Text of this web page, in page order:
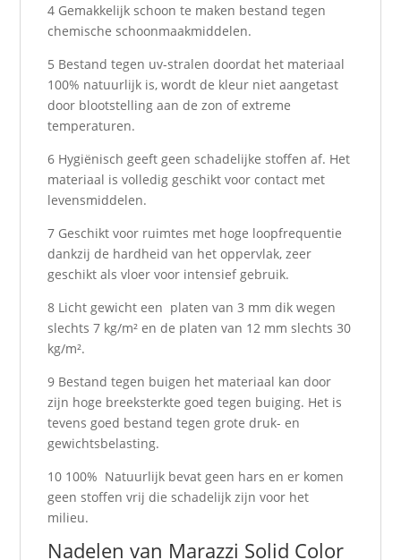
4 Gemakkelijk schoon te maken bestand tegen
chemische schoonmaakmiddelen.
5 Bestand tegen uv-stralen doordat het materiaal
100% natuurlijk is, wordt de kleur niet aangetast
door blootstelling aan de zon of extreme
temperaturen.
6 Hygiënisch geeft geen schadelijke stoffen af. Het
materiaal is volledig geschikt voor contact met
levensmiddelen.
7 Geschikt voor ruimtes met hoge loopfrequentie
dankzij de hardheid van het oppervlak, zeer
geschikt als vloer voor intensief gebruik.
8 Licht gewicht een platen van 3 mm dik wegen
slechts 7 kg/m² en de platen van 12 mm slechts 30
kg/m².
9 Bestand tegen buigen het materiaal kan door
zijn hoge breeksterkte goed tegen buiging. Het is
tevens goed bestand tegen grote druk- en
gewichtsbelasting.
10 100% Natuurlijk bevat geen hars en er komen
geen stoffen vrij die schadelijk zijn voor het
milieu.
Nadelen van Marazzi Solid Color